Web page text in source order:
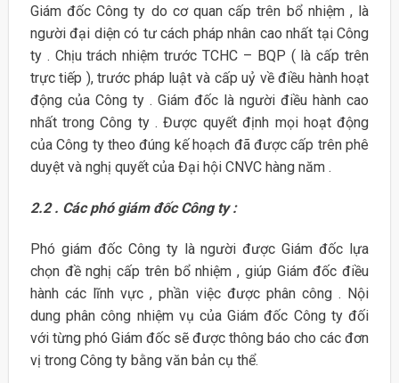
Giám đốc Công ty do cơ quan cấp trên bổ nhiệm , là
người đại diện có tư cách pháp nhân cao nhất tại Công
ty . Chịu trách nhiệm trước TCHC – BQP ( là cấp trên
trực tiếp ), trước pháp luật và cấp uỷ về điều hành hoạt
động của Công ty . Giám đốc là người điều hành cao
nhất trong Công ty . Được quyết định mọi hoạt động
của Công ty theo đúng kế hoạch đã được cấp trên phê
duyệt và nghị quyết của Đại hội CNVC hàng năm .
2.2 . Các phó giám đốc Công ty :
Phó giám đốc Công ty là người được Giám đốc lựa
chọn đề nghị cấp trên bổ nhiệm , giúp Giám đốc điều
hành các lĩnh vực , phần việc được phân công . Nội
dung phân công nhiệm vụ của Giám đốc Công ty đối
với từng phó Giám đốc sẽ được thông báo cho các đơn
vị trong Công ty bằng văn bản cụ thể.